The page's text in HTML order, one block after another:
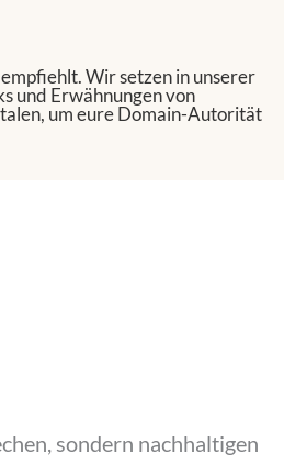
Wir setzen in unserer
und Erwähnungen von
um eure Domain-Autorität
sondern nachhaltigen